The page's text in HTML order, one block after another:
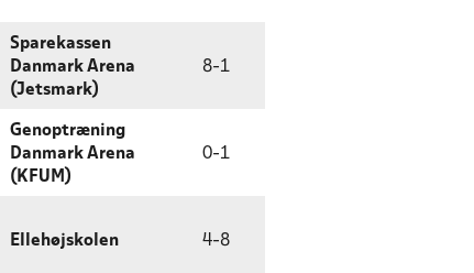
Sparekassen
Danmark Arena
(Jetsmark)
8-1
Genoptræning
Danmark Arena
(KFUM)
0-1
Ellehøjskolen 4-8